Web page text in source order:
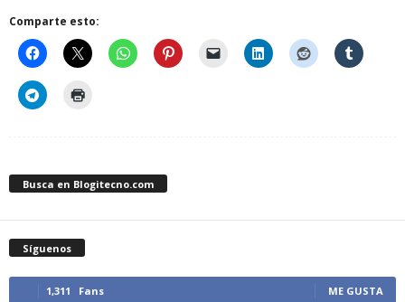
Comparte esto:
Busca en Blogitecno.com
Síguenos
1,311 Fans ME GUSTA